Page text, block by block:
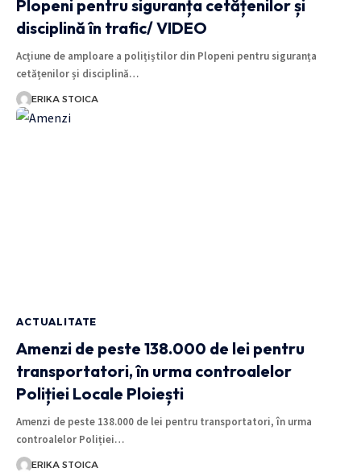
Plopeni pentru siguranța cetățenilor și
disciplină în trafic/ VIDEO
Acțiune de amploare a polițiștilor din Plopeni pentru siguranța
cetățenilor și disciplină…
ERIKA STOICA
ACTUALITATE
Amenzi de peste 138.000 de lei pentru
transportatori, în urma controalelor
Poliției Locale Ploiești
Amenzi de peste 138.000 de lei pentru transportatori, în urma
controalelor Poliției…
ERIKA STOICA